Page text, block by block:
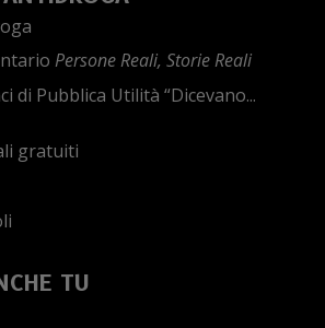
Persone Reali, Storie Reali
di Pubblica Utilità “Dicevano...
gratuiti
TU